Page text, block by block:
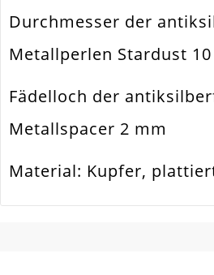
Durchmesser der
Metallperlen Stardust
Fädelloch der
Metallspacer 2 mm
Material: Kupfer,